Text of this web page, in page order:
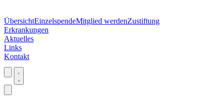
ÜbersichtEinzelspendeMitglied werdenZustiftung
Erkrankungen
Aktuelles
Links
Kontakt